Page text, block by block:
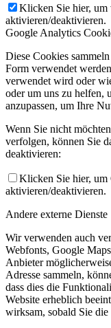
Klicken Sie hier, um
aktivieren/deaktivieren.
Google Analytics
Diese Cookies
Form verwendet
verwendet wird oder
oder um uns zu helfen,
anzupassen, um Ihre
Wenn Sie nicht
verfolgen, können Sie
deaktivieren:
Klicken Sie hier,
aktivieren/deaktivieren.
Andere externe Dienste
Wir verwenden auch
Webfonts, Google
Anbieter
Adresse sammeln,
dass dies die
Website erheblich
wirksam, sobald Sie die